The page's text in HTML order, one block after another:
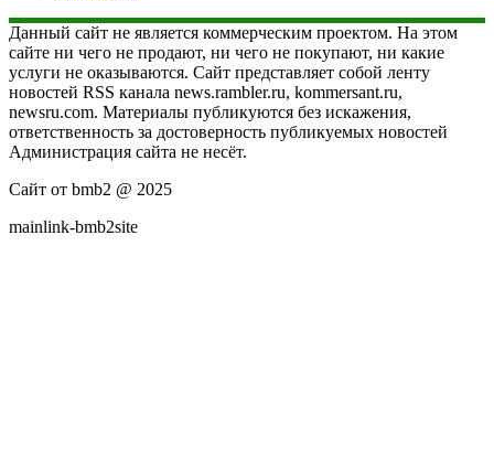
Данный сайт не является коммерческим проектом. На этом
сайте ни чего не продают, ни чего не покупают, ни какие
услуги не оказываются. Сайт представляет собой ленту
новостей RSS канала news.rambler.ru, kommersant.ru,
newsru.com. Материалы публикуются без искажения,
ответственность за достоверность публикуемых новостей
Администрация сайта не несёт.
Сайт от bmb2 @ 2025
mainlink-bmb2site